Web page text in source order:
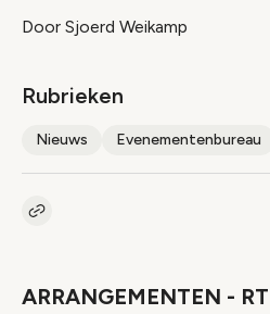
Door Sjoerd Weikamp
Rubrieken
Nieuws Evenementenbureau
Kopieer link naar artikel
ARRANGEMENTEN -